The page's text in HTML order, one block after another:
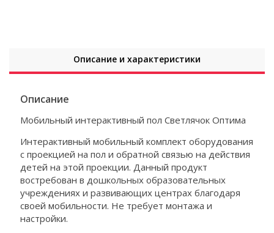
Описание и характеристики
Описание
Мобильный интерактивный пол Светлячок Оптима
Интерактивный мобильный комплект оборудования
с проекцией на пол и обратной связью на действия
детей на этой проекции. Данный продукт
востребован в дошкольных образовательных
учреждениях и развивающих центрах благодаря
своей мобильности. Не требует монтажа и
настройки.